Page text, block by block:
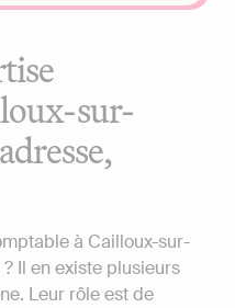
sur-
à Cailloux-sur-
Il en existe plusieurs
Leur rôle est de